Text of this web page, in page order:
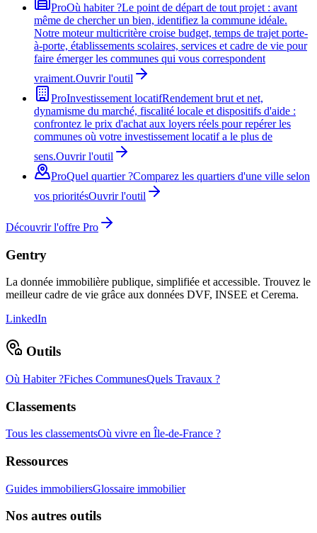
ProOù habiter ?Le point de départ de tout projet : avant
même de chercher un bien, identifiez la commune idéale.
Notre moteur multicritère croise budget, temps de trajet porte-
à-porte, établissements scolaires, services et cadre de vie pour
faire émerger les communes qui vous correspondent
vraiment.Ouvrir l'outil
ProInvestissement locatifRendement brut et net,
dynamisme du marché, fiscalité locale et dispositifs d'aide :
confrontez le prix d'achat aux loyers réels pour repérer les
communes où votre investissement locatif a le plus de
sens.Ouvrir l'outil
ProQuel quartier ?Comparez les quartiers d'une ville selon
vos prioritésOuvrir l'outil
Découvrir l'offre Pro
Gentry
La donnée immobilière publique, simplifiée et accessible. Trouvez le
meilleur cadre de vie grâce aux données DVF, INSEE et Cerema.
LinkedIn
Outils
Où Habiter ?Fiches CommunesQuels Travaux ?
Classements
Tous les classementsOù vivre en Île-de-France ?
Ressources
Guides immobiliersGlossaire immobilier
Nos autres outils